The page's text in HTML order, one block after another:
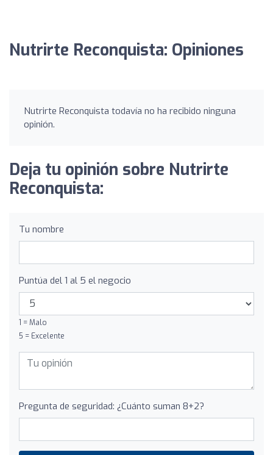
Nutrirte Reconquista: Opiniones
Nutrirte Reconquista todavía no ha recibido ninguna
opinión.
Deja tu opinión sobre Nutrirte
Reconquista:
Tu nombre
Puntúa del 1 al 5 el negocio
1 = Malo
5 = Excelente
Pregunta de seguridad: ¿Cuánto suman 8+2?